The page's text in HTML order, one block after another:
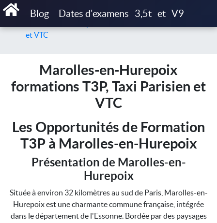
Blog Dates d'examens 3,5t et V9
Accueil
et VTC
Marolles-en-Hurepoix
formations T3P, Taxi Parisien et
VTC
Les Opportunités de Formation
T3P à Marolles-en-Hurepoix
Présentation de Marolles-en-
Hurepoix
Située à environ 32 kilomètres au sud de Paris, Marolles-en-
Hurepoix est une charmante commune française, intégrée
dans le département de l'Essonne. Bordée par des paysages